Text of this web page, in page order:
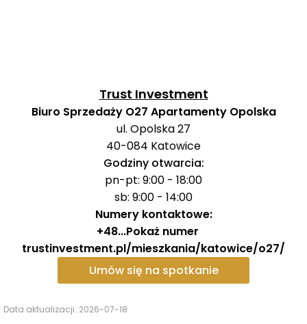
Trust Investment
Biuro Sprzedaży O27 Apartamenty Opolska
ul. Opolska 27
40-084 Katowice
Godziny otwarcia:
pn-pt: 9:00 - 18:00
sb: 9:00 - 14:00
Numery kontaktowe:
+48...Pokaż numer
trustinvestment.pl/mieszkania/katowice/o27/
Umów się na spotkanie
Data aktualizacji: 2026-07-18